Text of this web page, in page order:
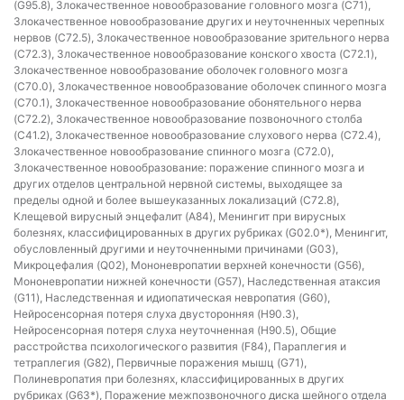
(G95.8), Злокачественное новообразование головного мозга (C71),
Злокачественное новообразование других и неуточненных черепных
нервов (C72.5), Злокачественное новообразование зрительного нерва
(C72.3), Злокачественное новообразование конского хвоста (C72.1),
Злокачественное новообразование оболочек головного мозга
(C70.0), Злокачественное новообразование оболочек спинного мозга
(C70.1), Злокачественное новообразование обонятельного нерва
(C72.2), Злокачественное новообразование позвоночного столба
(C41.2), Злокачественное новообразование слухового нерва (C72.4),
Злокачественное новообразование спинного мозга (C72.0),
Злокачественное новообразование: поражение спинного мозга и
других отделов центральной нервной системы, выходящее за
пределы одной и более вышеуказанных локализаций (C72.8),
Клещевой вирусный энцефалит (A84), Менингит при вирусных
болезнях, классифицированных в других рубриках (G02.0*), Менингит,
обусловленный другими и неуточненными причинами (G03),
Микроцефалия (Q02), Мононевропатии верхней конечности (G56),
Мононевропатии нижней конечности (G57), Наследственная атаксия
(G11), Наследственная и идиопатическая невропатия (G60),
Нейросенсорная потеря слуха двусторонняя (H90.3),
Нейросенсорная потеря слуха неуточненная (H90.5), Общие
расстройства психологического развития (F84), Параплегия и
тетраплегия (G82), Первичные поражения мышц (G71),
Полиневропатия при болезнях, классифицированных в других
рубриках (G63*), Поражение межпозвоночного диска шейного отдела